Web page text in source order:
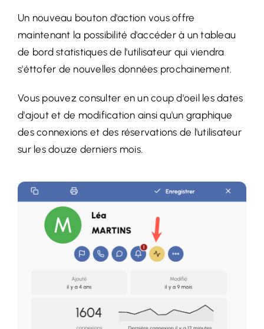
Un nouveau bouton d'action vous offre
maintenant la possibilité d'accéder à un tableau
de bord statistiques de l'utilisateur qui viendra
s'éttofer de nouvelles données prochainement.
Vous pouvez consulter en un coup d'oeil les dates
d'ajout et de modification ainsi qu'un graphique
des connexions et des réservations de l'utilisateur
sur les douze derniers mois.